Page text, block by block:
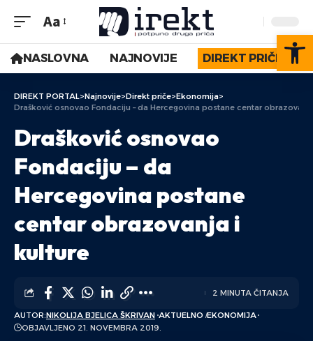
Aa
NASLOVNA NAJNOVIJE DIREKT PRIČE
DIREKT PORTAL>Najnovije>Direkt priče>Ekonomija>
Drašković osnovao Fondaciju – da Hercegovina postane centar
Drašković osnovao
Fondaciju – da
Hercegovina postane
centar obrazovanja i
kulture
AUTOR:NIKOLIJA BJELICA ŠKRIVAN AKTUELNO EKONOMIJA
OBJAVLJENO 21. NOVEMBRA 2019.
2 MINUTA ČITANJA